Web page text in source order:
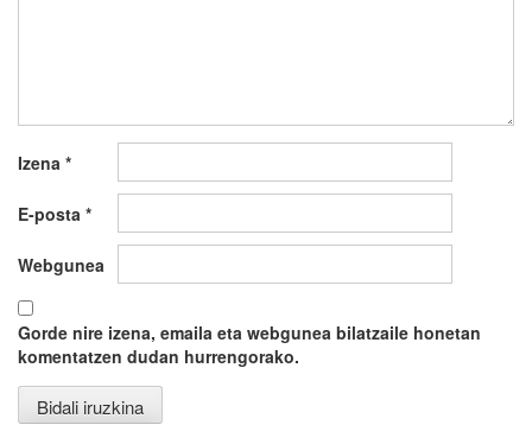
Izena *
E-posta *
Webgunea
Gorde nire izena, emaila eta webgunea bilatzaile honetan
komentatzen dudan hurrengorako.